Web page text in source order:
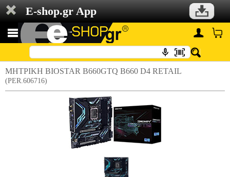
E-shop.gr App
ΜΗΤΡΙΚΗ BIOSTAR B660GTQ B660 D4 RETAIL
(PER.606716)